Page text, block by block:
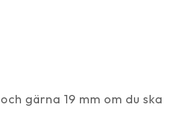
gärna 19 mm om du ska